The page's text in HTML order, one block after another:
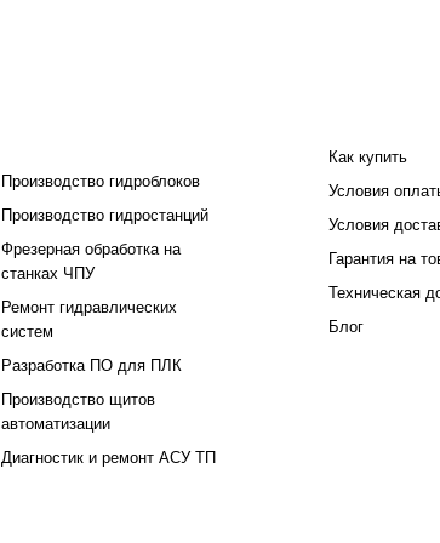
Производство гидроблоков
Производство гидростанций
Фрезерная обработка на
станках ЧПУ
Ремонт гидравлических
систем
Разработка ПО для ПЛК
Производство щитов
автоматизации
Диагностик и ремонт АСУ ТП
Как купить
Условия
Условия
Гарантия на
Техническая
Блог